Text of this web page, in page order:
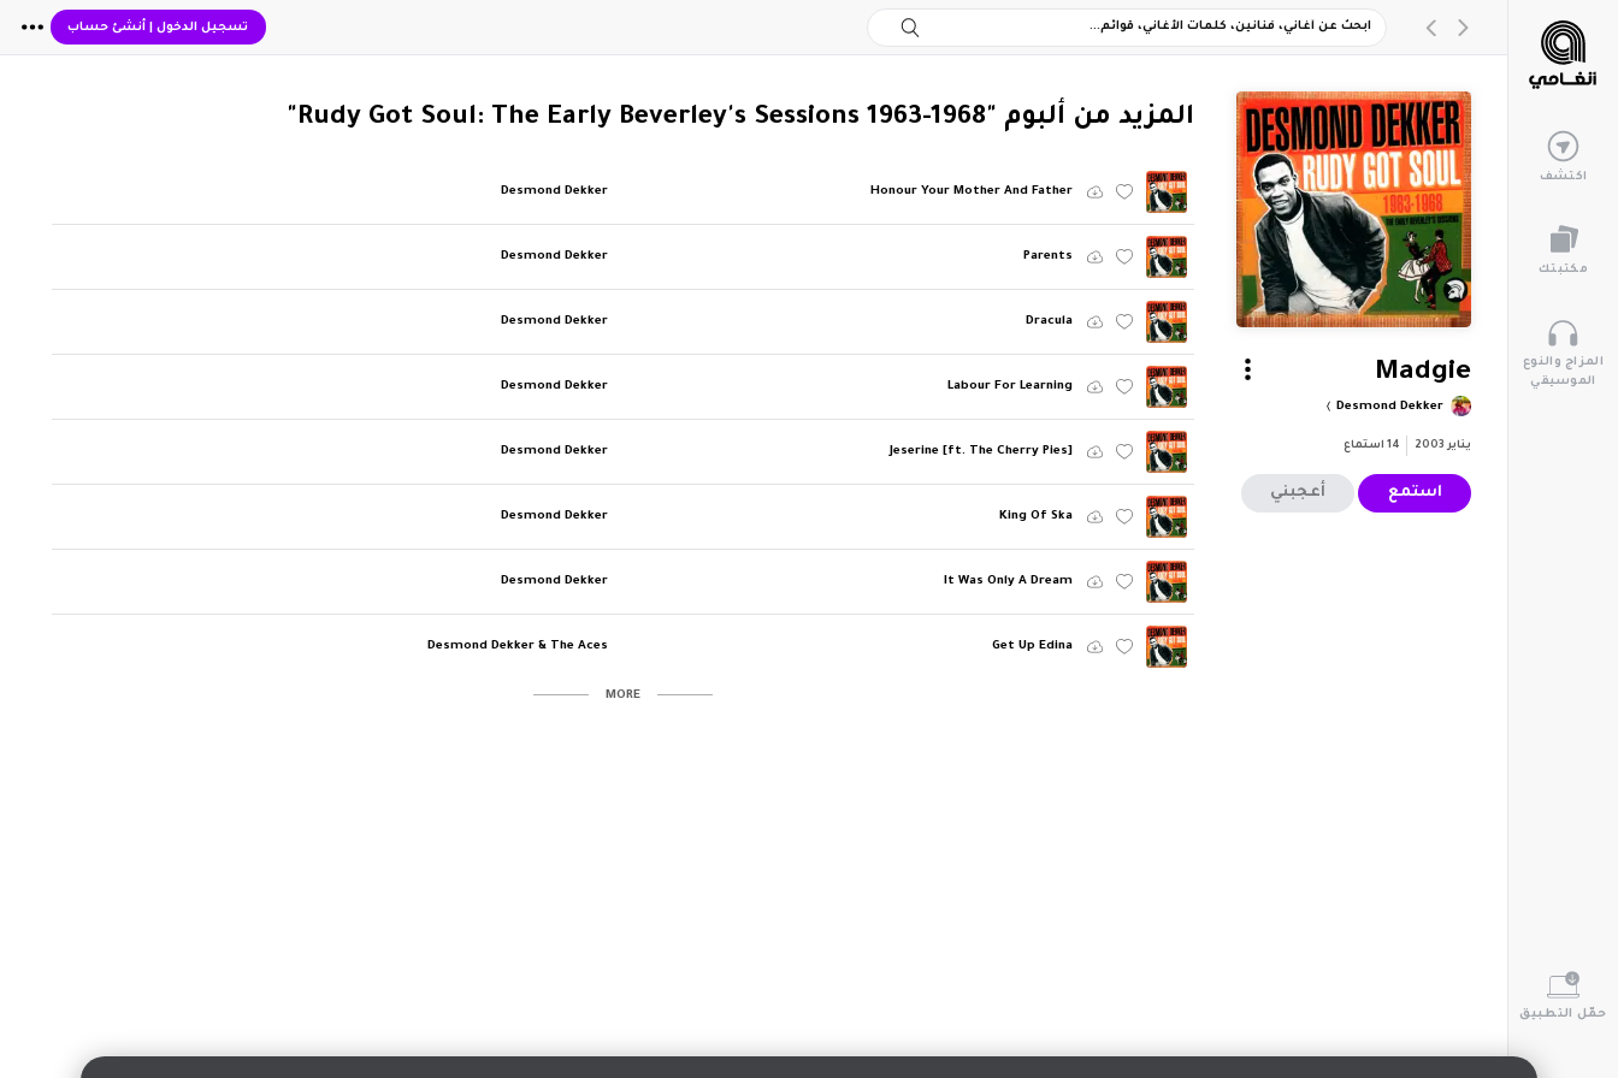
تسجيل الدخول| أنشئ حساب
اكتشف
مكتبتك
المزاج والنوع
الموسيقي
حمّل التطبيق
Madgie
Desmond Dekker
يناير 2003 14 استماع
استمع أعجبني
‏المزيد من ألبوم "Rudy Got Soul: The Early Beverley's Sessions 1963-1968"
Honour Your Mother And Father
Desmond Dekker
Parents
Desmond Dekker
Dracula
Desmond Dekker
Labour For Learning
Desmond Dekker
Jeserine [ft. The Cherry Pies]
Desmond Dekker
King Of Ska
Desmond Dekker
It Was Only A Dream
Desmond Dekker
Get Up Edina
Desmond Dekker & The Aces
MORE